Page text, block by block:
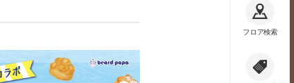
フロア検索